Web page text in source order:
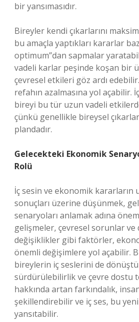
bir yansımasıdır.
Bireyler kendi çıkarlarını
bu amaçla yaptıkları kararlar
optimum”dan sapmalar
vadeli karlar peşinde koşan bir
çevresel etkileri göz ardı
refahın azalmasına yol açabilir.
bireyi bu tür uzun vadeli
çünkü genellikle bireysel
plandadır.
Gelecekteki Ekonomik
Rolü
İç sesin ve ekonomik kararların
sonuçları üzerine düşünmek,
senaryoları anlamak adına
gelişmeler, çevresel sorunlar
değişiklikler gibi faktörler,
önemli değişimlere yol açabilir.
bireylerin iç seslerini de
sürdürülebilirlik ve çevre dostu
hakkında artan farkındalık,
şekillendirebilir ve iç ses, bu
yansıtabilir.